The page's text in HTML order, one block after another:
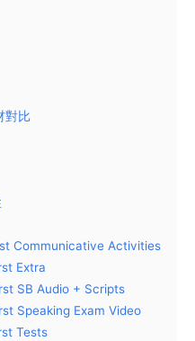
對比​
Communicative Activities
Extra
SB Audio + Scripts
Speaking Exam Video
Tests